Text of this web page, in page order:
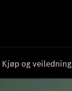
Kjøp og veiledning